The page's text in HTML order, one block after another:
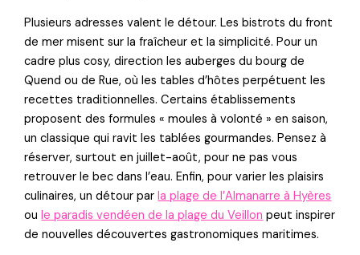
Plusieurs adresses valent le détour. Les bistrots du front
de mer misent sur la fraîcheur et la simplicité. Pour un
cadre plus cosy, direction les auberges du bourg de
Quend ou de Rue, où les tables d’hôtes perpétuent les
recettes traditionnelles. Certains établissements
proposent des formules « moules à volonté » en saison,
un classique qui ravit les tablées gourmandes. Pensez à
réserver, surtout en juillet-août, pour ne pas vous
retrouver le bec dans l’eau. Enfin, pour varier les plaisirs
culinaires, un détour parla plage de l’Almanarre à Hyères
oule paradis vendéen de la plage du Veillon peut inspirer
de nouvelles découvertes gastronomiques maritimes.